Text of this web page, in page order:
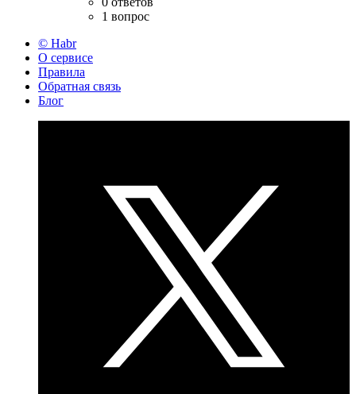
1 вопрос
© Habr
О сервисе
Правила
Обратная связь
Блог